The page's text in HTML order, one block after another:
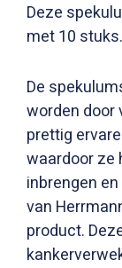
Deze
met 10 stuks.
De
worden door
prettig
waardoor ze
inbrengen
van
product.